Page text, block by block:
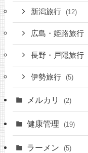
新潟旅行 (12)
広島・姫路旅行
長野・戸隠旅行
伊勢旅行 (5)
メルカリ (2)
健康管理 (19)
ラーメン (5)